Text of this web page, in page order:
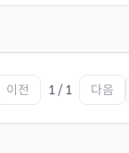
이전 1 / 1 다음